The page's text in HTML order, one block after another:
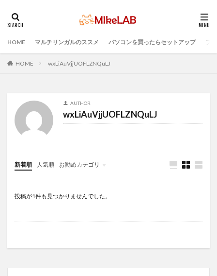
HOME マルチリンガルのススメ パソコンを買ったらセットアップ プ
HOME wxLiAuVjjUOFLZNQuLJ
AUTHOR
wxLiAuVjjUOFLZNQuLJ
新着順 人気順 お勧めカテゴリ
Infomation
投稿が1件も見つかりませんでした。
タグ
プログラミング準備
セキュリティ対策ソフト
マルチリンガル
プログラミング言語
PC選択
ウィルス対策
PC準備